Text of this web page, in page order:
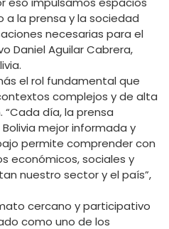
a la prensa y la sociedad
necesarias para el
Daniel Aguilar Cabrera,
el rol fundamental que
complejos y de alta
día, la prensa
mejor informada y
permite comprender con
económicos, sociales y
nuestro sector y el país”,
cercano y participativo
como uno de los